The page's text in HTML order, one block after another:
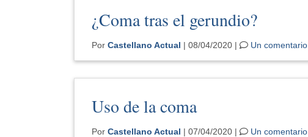
¿Coma tras el gerundio?
Por Castellano Actual | 08/04/2020 | Un comentario
Uso de la coma
Por Castellano Actual | 07/04/2020 | Un comentario